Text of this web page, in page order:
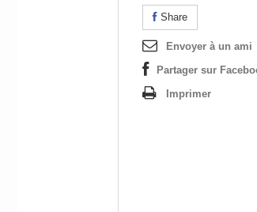
Share
Envoyer à un ami
Partager sur
Imprimer